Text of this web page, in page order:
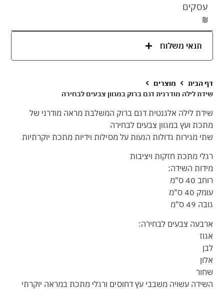
עסקים
₪
תנאי משלוח
דף הבית
מוצרים
שידת לילה מודרנית דגם ברוק במגוון צבעים לבחירה
שידת לילה אלגנטית דגם ברוק המשלבת מראה מודרני של
מתכת ועץ במגוון צבעים לבחירה
שתי מגירות גדולות הנעות על מסילות וידיות מתכת יוקרתיות
רגלי מתכת חזקות ויציבות
מידות השידה:
רוחב 40 ס"מ
עומק 40 ס"מ
גובה 49 ס"מ
ארבעה צבעים לבחירה:
אגוז
לבן
אלון
שחור
השידה עשויה משבבי עץ דחוסים ורגלי מתכת במראה יוקרתי